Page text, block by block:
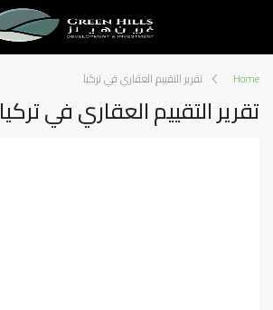
Home تقرير التقييم العقاري في تركيا
تقرير التقييم العقاري في تركيا